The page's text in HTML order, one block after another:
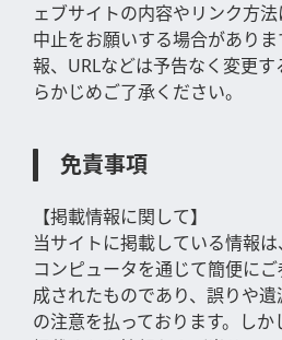
ェブサイトの内容やリンク方
中止をお願いする場合があり
報、URLなどは予告なく変更
らかじめご了承ください。
免責事項
【掲載情報に関して】
当サイトに掲載している情報
コンピュータを通じて簡便に
成されたものであり、誤りや
の注意を払っております。し